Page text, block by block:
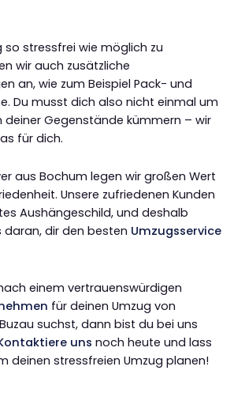
so stressfrei wie möglich zu
wir auch zusätzliche
an, wie zum Beispiel Pack- und
Du musst dich also nicht einmal um
deiner Gegenstände kümmern – wir
für dich.
aus Bochum legen wir großen Wert
Unsere zufriedenen Kunden
Aushängeschild, und deshalb
daran, dir den besten Umzugsservice
einem vertrauenswürdigen
für deinen Umzug von
suchst, dann bist du bei uns
uns noch heute und lass
deinen stressfreien Umzug planen!